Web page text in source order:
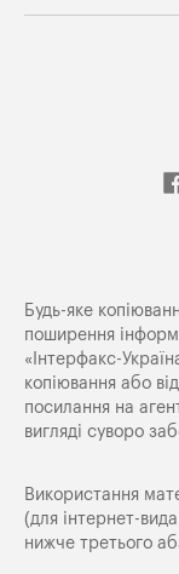
Будь-яке
поширення
«Iнтерфакс-
копіювання або
посилання на
вигляді суворо
Використання
(для інтернет-
нижче третього